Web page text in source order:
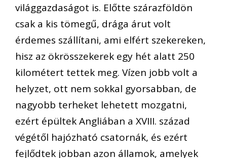
világgazdaságot is. Előtte szárazföldön
csak a kis tömegű, drága árut volt
érdemes szállítani, ami elfért szekereken,
hisz az ökrösszekerek egy hét alatt 250
kilométert tettek meg. Vízen jobb volt a
helyzet, ott nem sokkal gyorsabban, de
nagyobb terheket lehetett mozgatni,
ezért épültek Angliában a XVIII. század
végétől hajózható csatornák, és ezért
fejlődtek jobban azon államok, amelyek